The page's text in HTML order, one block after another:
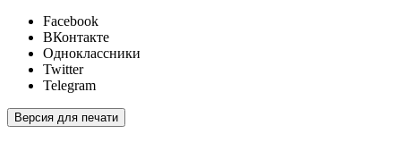
Facebook
ВКонтакте
Одноклассники
Twitter
Telegram
Версия для печати